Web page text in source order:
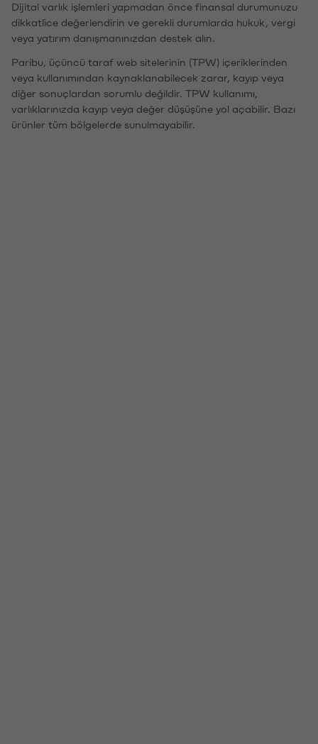
Dijital varlık işlemleri yapmadan önce finansal durumunuzu
dikkatlice değerlendirin ve gerekli durumlarda hukuk, vergi
veya yatırım danışmanınızdan destek alın.
Paribu, üçüncü taraf web sitelerinin (TPW) içeriklerinden
veya kullanımından kaynaklanabilecek zarar, kayıp veya
diğer sonuçlardan sorumlu değildir. TPW kullanımı,
varlıklarınızda kayıp veya değer düşüşüne yol açabilir. Bazı
ürünler tüm bölgelerde sunulmayabilir.